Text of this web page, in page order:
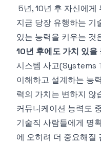
5년, 10년 후 자신에게
지금 당장 유행하는 기
있는 능력을 키우는 것
10년 후에도 가치 있을
시스템 사고(Systems
이해하고 설계하는 능
력의 가치는 변하지 않
커뮤니케이션 능력도
기술직 사람들에게 명
에 오히려 더 중요해질